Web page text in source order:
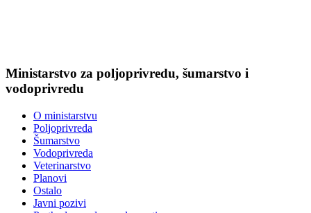
Ministarstvo za poljoprivredu, šumarstvo i
vodoprivredu
O ministarstvu
Poljoprivreda
Šumarstvo
Vodoprivreda
Veterinarstvo
Planovi
Ostalo
Javni pozivi